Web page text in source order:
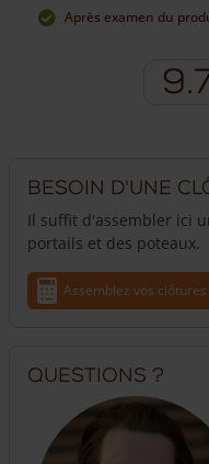
projet. Après examen du
Besoin d'une
Il suffit d'assembler ici
portails et des poteaux.
Assemblez vos clôtures
Questions ?